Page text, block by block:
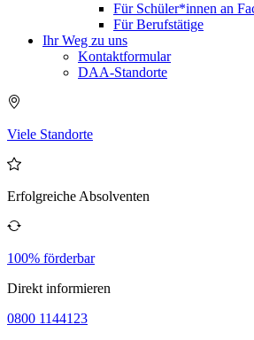
Für Schüler*innen an
Für Berufstätige
Ihr Weg zu uns
Kontaktformular
DAA-Standorte
Viele Standorte
Erfolgreiche Absolventen
100% förderbar
Direkt informieren
0800 1144123